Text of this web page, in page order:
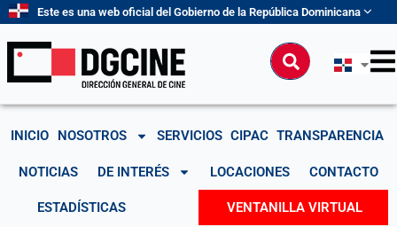
contenido
Este es una web oficial del Gobierno de la República Dominicana
Buscar
INICIO NOSOTROS SERVICIOS CIPAC TRANSPARENCIA
NOTICIAS DE INTERÉS LOCACIONES CONTACTO
ESTADÍSTICAS VENTANILLA VIRTUAL